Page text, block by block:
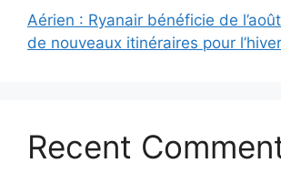
Aérien : Ryanair bénéficie de
de nouveaux itinéraires pour l’hiver
Recent